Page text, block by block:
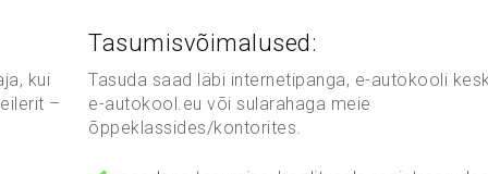
kui
–
Tasumisvõimalused:
Tasuda saad läbi internetipanga, e-autokooli
e-autokool.eu või sularahaga meie
õppeklassides/kontorites.